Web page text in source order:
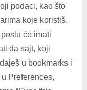
podaci, kao što
koje koristiš.
će imati
da sajt, koji
u bookmarks i
Preferences,